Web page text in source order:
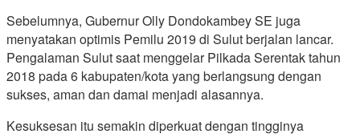
Sebelumnya, Gubernur Olly Dondokambey SE juga
menyatakan optimis Pemilu 2019 di Sulut berjalan lancar.
Pengalaman Sulut saat menggelar Pilkada Serentak tahun
2018 pada 6 kabupaten/kota yang berlangsung dengan
sukses, aman dan damai menjadi alasannya.
Kesuksesan itu semakin diperkuat dengan tingginya